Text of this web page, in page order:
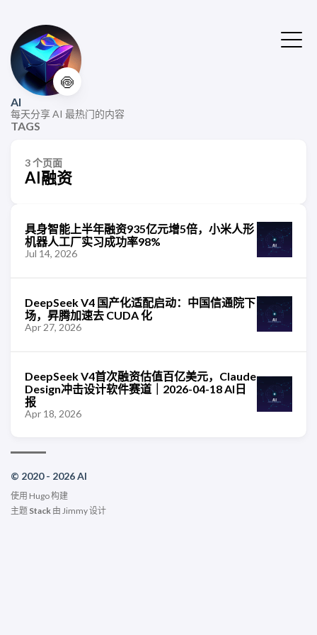
🍥
AI
每天分享 AI 最热门的内容
TAGS
3 个页面
AI融资
具身智能上半年融资935亿元增5倍，小米人形
机器人工厂实习成功率98%
Jul 14, 2026
DeepSeek V4 国产化适配启动：中国信通院下
场，昇腾加速去 CUDA 化
Apr 27, 2026
DeepSeek V4首次融资估值百亿美元，Claude
Design冲击设计软件赛道｜2026-04-18 AI日
报
Apr 18, 2026
© 2020 - 2026 AI
使用 Hugo构建
主题 Stack 由 Jimmy设计